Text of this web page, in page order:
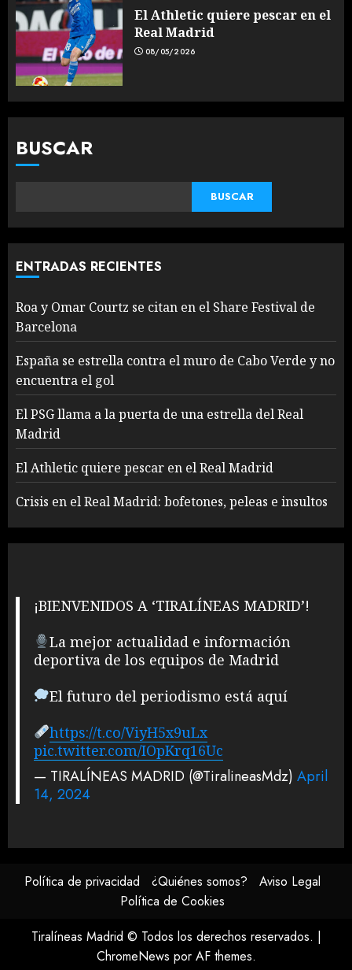
El Athletic quiere pescar en el
Real Madrid
08/05/2026
BUSCAR
BUSCAR
ENTRADAS RECIENTES
Roa y Omar Courtz se citan en el Share Festival de
Barcelona
España se estrella contra el muro de Cabo Verde y no
encuentra el gol
El PSG llama a la puerta de una estrella del Real
Madrid
El Athletic quiere pescar en el Real Madrid
Crisis en el Real Madrid: bofetones, peleas e insultos
¡BIENVENIDOS A ‘TIRALÍNEAS MADRID’!
La mejor actualidad e información
deportiva de los equipos de Madrid
El futuro del periodismo está aquí
https://t.co/ViyH5x9uLx
pic.twitter.com/IOpKrq16Uc
— TIRALÍNEAS MADRID (@TiralineasMdz) April
14, 2024
Política de privacidad ¿Quiénes somos?
Aviso Legal
Política de Cookies
Tiralíneas Madrid © Todos los derechos reservados. |
ChromeNews por AF themes.